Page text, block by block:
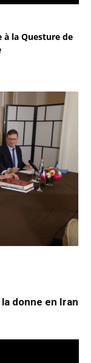
à la Questure de
donne en Iran